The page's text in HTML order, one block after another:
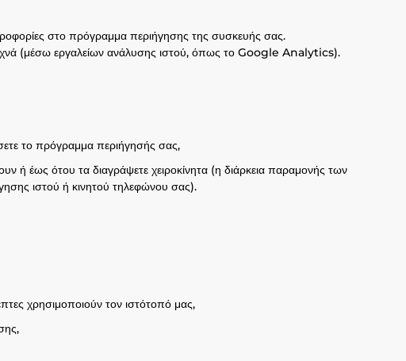
στο πρόγραμμα περιήγησης της συσκευής σας.
(μέσω εργαλείων ανάλυσης ιστού, όπως το Google Analytics).
το πρόγραμμα περιήγησής σας,
ή έως ότου τα διαγράψετε χειροκίνητα (η διάρκεια παραμονής των
ιστού ή κινητού τηλεφώνου σας).
χρησιμοποιούν τον ιστότοπό μας,